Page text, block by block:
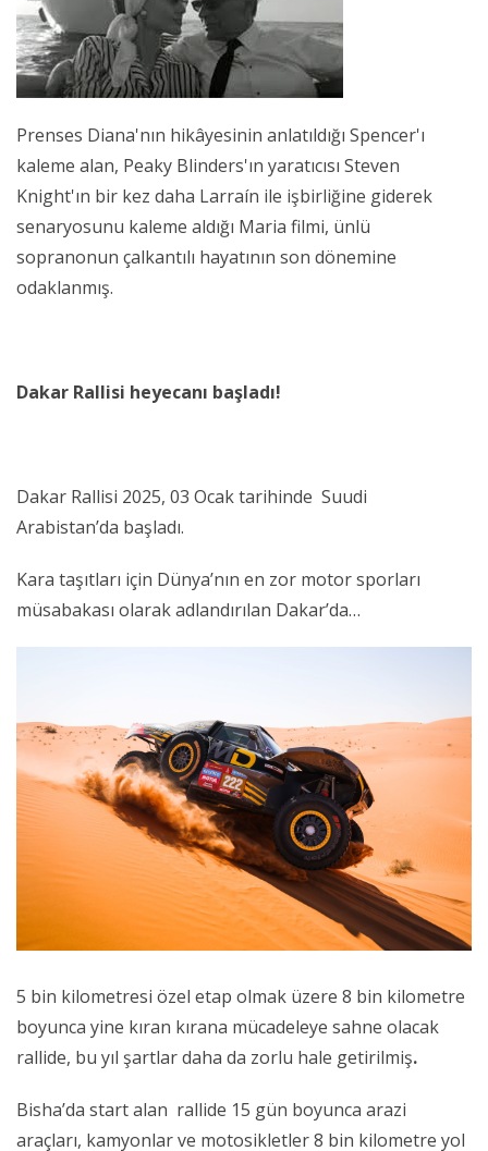
Prenses Diana'nın hikâyesinin anlatıldığı Spencer'ı
kaleme alan, Peaky Blinders'ın yaratıcısı Steven
Knight'ın bir kez daha Larraín ile işbirliğine giderek
senaryosunu kaleme aldığı Maria filmi, ünlü
sopranonun çalkantılı hayatının son dönemine
odaklanmış.
Dakar Rallisi heyecanı başladı!
Dakar Rallisi 2025, 03 Ocak tarihinde Suudi
Arabistan’da başladı.
Kara taşıtları için Dünya’nın en zor motor sporları
müsabakası olarak adlandırılan Dakar’da…
5 bin kilometresi özel etap olmak üzere 8 bin kilometre
boyunca yine kıran kırana mücadeleye sahne olacak
rallide, bu yıl şartlar daha da zorlu hale getirilmiş.
Bisha’da start alan rallide 15 gün boyunca arazi
araçları, kamyonlar ve motosikletler 8 bin kilometre yol